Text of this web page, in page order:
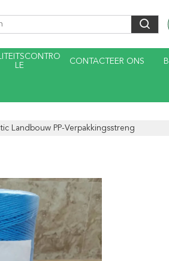
LE
CONTACTEER ONS
Landbouw PP-Verpakkingsstreng